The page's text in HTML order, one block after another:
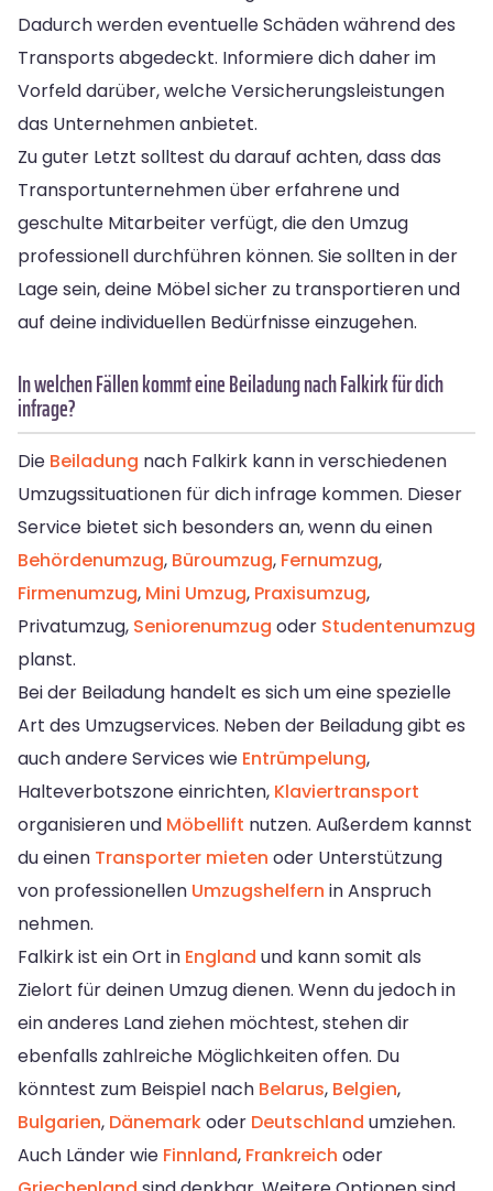
Dadurch werden eventuelle Schäden während des
Transports abgedeckt. Informiere dich daher im
Vorfeld darüber, welche Versicherungsleistungen
das Unternehmen anbietet.
Zu guter Letzt solltest du darauf achten, dass das
Transportunternehmen über erfahrene und
geschulte Mitarbeiter verfügt, die den Umzug
professionell durchführen können. Sie sollten in der
Lage sein, deine Möbel sicher zu transportieren und
auf deine individuellen Bedürfnisse einzugehen.
In welchen Fällen kommt eine Beiladung nach Falkirk für dich
infrage?
Die Beiladung nach Falkirk kann in verschiedenen
Umzugssituationen für dich infrage kommen. Dieser
Service bietet sich besonders an, wenn du einen
Behördenumzug, Büroumzug, Fernumzug,
Firmenumzug, Mini Umzug, Praxisumzug,
Privatumzug, Seniorenumzug oder Studentenumzug
planst.
Bei der Beiladung handelt es sich um eine spezielle
Art des Umzugservices. Neben der Beiladung gibt es
auch andere Services wie Entrümpelung,
Halteverbotszone einrichten, Klaviertransport
organisieren und Möbellift nutzen. Außerdem kannst
du einen Transporter mieten oder Unterstützung
von professionellen Umzugshelfern in Anspruch
nehmen.
Falkirk ist ein Ort in England und kann somit als
Zielort für deinen Umzug dienen. Wenn du jedoch in
ein anderes Land ziehen möchtest, stehen dir
ebenfalls zahlreiche Möglichkeiten offen. Du
könntest zum Beispiel nach Belarus, Belgien,
Bulgarien, Dänemarkoder Deutschland umziehen.
Auch Länder wie Finnland, Frankreich oder